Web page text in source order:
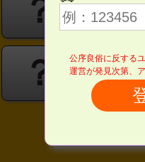
？
？
？
？
公序良俗に反する
運営が発見次第、